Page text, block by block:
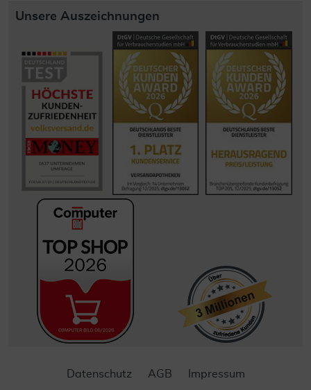
Unsere Auszeichnungen
Datenschutz AGB Impressum